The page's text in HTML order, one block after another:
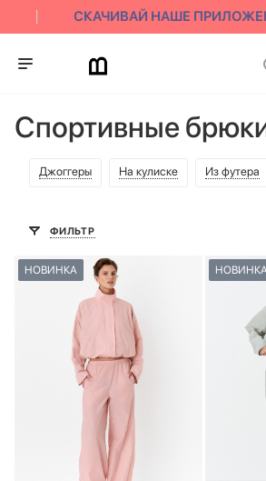
СКАЧИВАЙ НАШЕ
Спортивные
Джоггеры На кулиске Из футера
ФИЛЬТР
НОВИНКА